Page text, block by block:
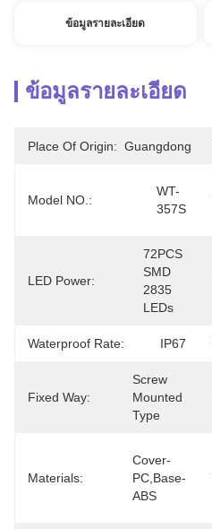
ข้อมูลรายละเอียด
ข้อมูลรายละเอียด
Place Of Origin: Guangdong
Model NO.:
WT-
357S
LED Power:
72PCS
SMD
2835
LEDs
Waterproof Rate: IP67
Fixed Way:
Screw
Mounted
Type
Materials:
Cover-
PC,Base-
ABS